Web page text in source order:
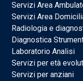
Servizi Area
Servizi Area
Radiologia e
Diagnostica
Laboratorio Analisi
Servizi per età
Servizi per anziani